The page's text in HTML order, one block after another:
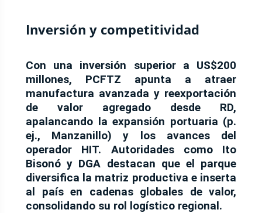
Inversión y competitividad
Con una inversión superior a US$200
millones, PCFTZ apunta a atraer
manufactura avanzada y reexportación
de valor agregado desde RD,
apalancando la expansión portuaria (p.
ej., Manzanillo) y los avances del
operador HIT. Autoridades como Ito
Bisonó y DGA destacan que el parque
diversifica la matriz productiva e inserta
al país en cadenas globales de valor,
consolidando su rol logístico regional.